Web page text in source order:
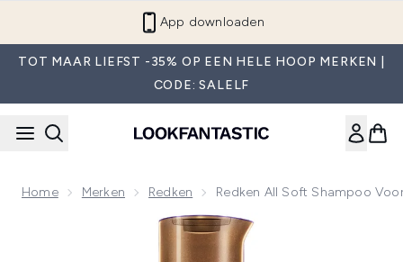
App downloaden
TOT MAAR LIEFST -35% OP EEN HELE HOOP MERKEN |
CODE: SALELF
Home Merken Redken Redken All Soft Shampoo
Now showing image 1 Redken All Soft Shampoo voor Droog